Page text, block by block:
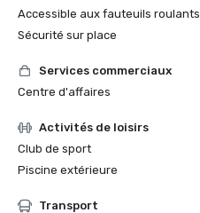
Accessible aux fauteuils roulants
Sécurité sur place
Services commerciaux
Centre d'affaires
Activités de loisirs
Club de sport
Piscine extérieure
Transport